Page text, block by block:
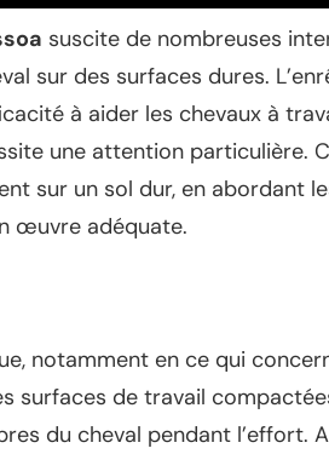
suscite de nombreuses
sur des surfaces dures.
à aider les chevaux à
une attention particulière.
sur un sol dur, en abordant
œuvre adéquate.
notamment en ce qui
surfaces de travail
du cheval pendant l’effort.